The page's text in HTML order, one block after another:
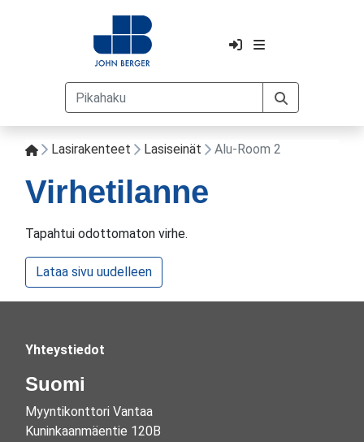
Lasirakenteet Lasiseinät Alu-Room 2
Virhetilanne
Tapahtui odottomaton virhe.
Lataa sivu uudelleen
Yhteystiedot
Suomi
Myyntikonttori Vantaa
Kuninkaanmäentie 120B